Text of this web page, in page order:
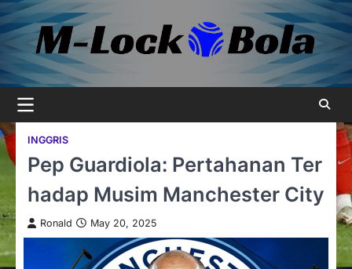
Skip
to
content
INGGRIS
Pep Guardiola: Pertahanan Ter
hadap Musim Manchester City
Ronald May 20, 2025